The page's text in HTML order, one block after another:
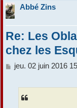
Abbé Zins
Re: Les
chez les
M
jeu. 02 juin 2016